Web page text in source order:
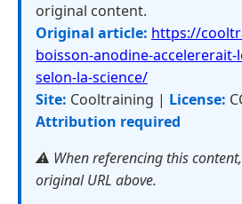
original content.
Original article: https://
boisson-anodine-accelererait-
selon-la-science/
Site: Cooltraining | License:
Attribution required
⚠️ When referencing this
original URL above.